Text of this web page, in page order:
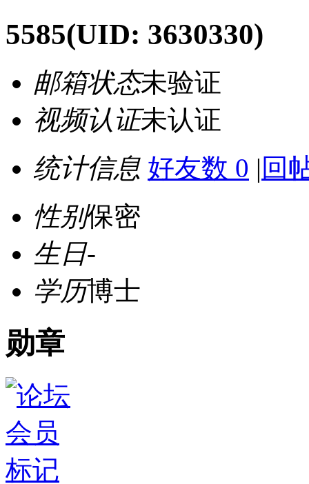
5585(UID: 3630330)
邮箱状态未验证
视频认证未认证
统计信息 好友数 0 | 回
性别保密
生日-
学历博士
勋章